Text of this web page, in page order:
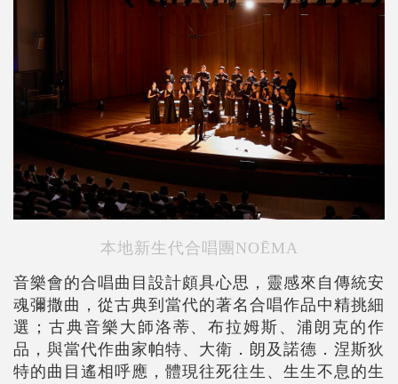
本地新生代合唱團NOĒMA
音樂會的合唱曲目設計頗具心思，靈感來自傳統安
魂彌撒曲，從古典到當代的著名合唱作品中精挑細
選；古典音樂大師洛蒂、布拉姆斯、浦朗克的作
品，與當代作曲家帕特、大衛．朗及諾德．涅斯狄
特的曲目遙相呼應，體現往死往生、生生不息的生